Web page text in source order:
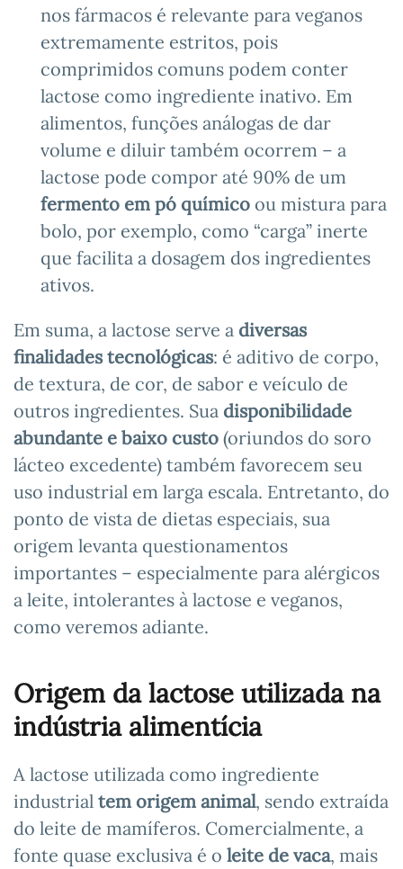
nos fármacos é relevante para veganos
extremamente estritos, pois
comprimidos comuns podem conter
lactose como ingrediente inativo. Em
alimentos, funções análogas de dar
volume e diluir também ocorrem – a
lactose pode compor até 90% de um
fermento em pó químico ou mistura para
bolo, por exemplo, como “carga” inerte
que facilita a dosagem dos ingredientes
ativos.
Em suma, a lactose serve a diversas
finalidades tecnológicas: é aditivo de corpo,
de textura, de cor, de sabor e veículo de
outros ingredientes. Sua disponibilidade
abundante e baixo custo (oriundos do soro
lácteo excedente) também favorecem seu
uso industrial em larga escala. Entretanto, do
ponto de vista de dietas especiais, sua
origem levanta questionamentos
importantes – especialmente para alérgicos
a leite, intolerantes à lactose e veganos,
como veremos adiante.
Origem da lactose utilizada na
indústria alimentícia
A lactose utilizada como ingrediente
industrial tem origem animal, sendo extraída
do leite de mamíferos. Comercialmente, a
fonte quase exclusiva é o leite de vaca, mais